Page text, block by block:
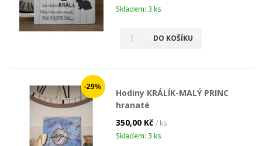
Skladem: 3 ks
DO KOŠÍKU
-29%
Hodiny KRÁLÍK-MALÝ PRINC
hranaté
350,00 Kč / ks
Skladem: 3 ks